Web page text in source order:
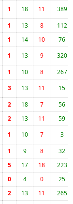
1 18 11
389
1 13 8
112
1 14 10
76
1 13 9
320
1 10 8
267
3 13 11
15
2 18 7
56
2 13 11
59
1 10 7
3
1 9 8
32
5 17 18
223
0 4 0
25
2 13 11
265